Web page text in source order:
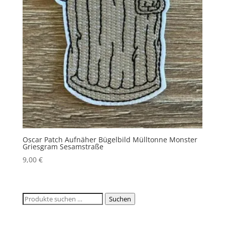
Oscar Patch Aufnäher Bügelbild Mülltonne Monster
Griesgram Sesamstraße
9,00 €
Suchen
Suchen